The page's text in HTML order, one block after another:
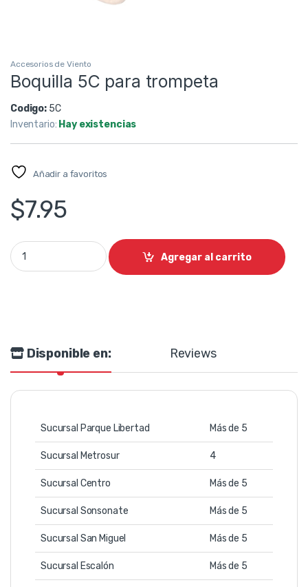
Accesorios de Viento
Boquilla 5C para trompeta
Codigo: 5C
Inventario: Hay existencias
Añadir a favoritos
$7.95
Boquilla 5C para trompeta quantity
Agregar al carrito
Disponible en: Reviews
Sucursal Parque Libertad Más de 5
Sucursal Metrosur 4
Sucursal Centro Más de 5
Sucursal Sonsonate Más de 5
Sucursal San Miguel Más de 5
Sucursal Escalón Más de 5